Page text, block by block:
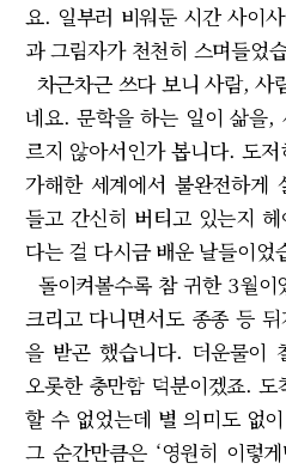
요. 일부러 비워둔 시간 사이
과 그림자가 천천히 스며들었
차근차근 쓰다 보니 사람, 사
네요. 문학을 하는 일이 삶을,
르지 않아서인가 봅니다. 도
가해한 세계에서 불완전하게
들고 간신히 버티고 있는지
다는 걸 다시금 배운 날들이었
돌이켜볼수록 참 귀한 3월
크리고 다니면서도 종종 등
을 받곤 했습니다. 더운물이
오롯한 충만함 덕분이겠죠.
할 수 없었는데 별 의미도 없
그 순간만큼은 ‘영원히 이렇